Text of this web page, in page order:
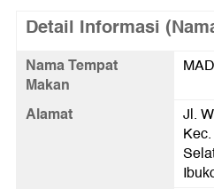
Detail Informasi
Nama Tempat
Makan
Alamat
Jl.